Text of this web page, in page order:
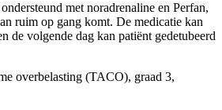
met noradrenaline en Perfan,
ruim op gang komt. De medicatie kan
de volgende dag kan patiënt gedetubeerd
overbelasting (TACO), graad 3,